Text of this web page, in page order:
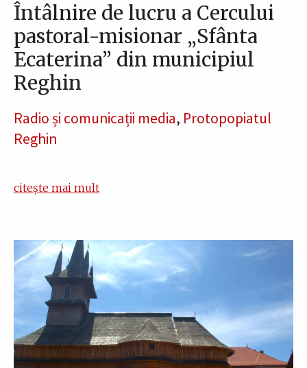
Întâlnire de lucru a Cercului
pastoral-misionar „Sfânta
Ecaterina” din municipiul
Reghin
Radio și comunicații media, Protopopiatul
Reghin
citește mai mult